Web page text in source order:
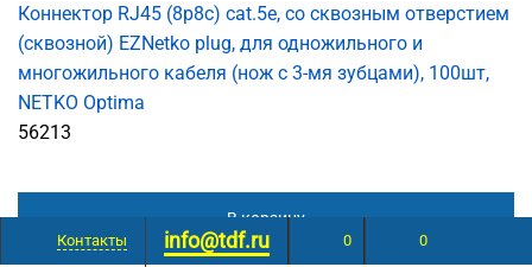
Контакты info@tdf.ru 0 0
Коннектор RJ45 (8p8c) cat.5е, со сквозным отверстием
(сквозной) EZNetko plug, для одножильного и
многожильного кабеля (нож с 3-мя зубцами), 100шт,
NETKO Optima
56213
В корзину